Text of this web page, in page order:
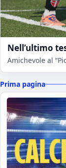
Nell’ultimo
Amichevole al
Prima pagina